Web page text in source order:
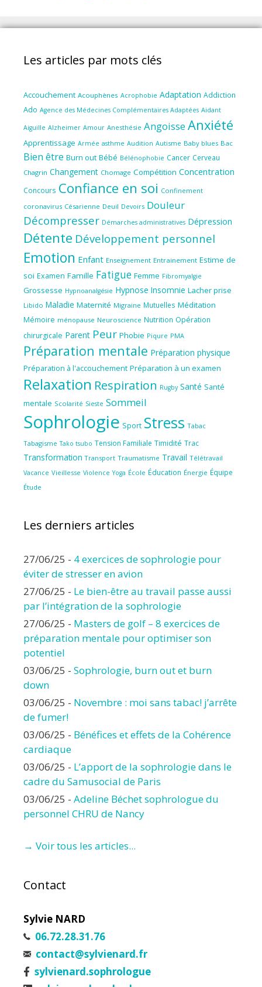
Les articles par mots clés
Accouchement Acouphènes Acrophobie Adaptation Addiction
Ado Agence des Médecines Complémentaires Adaptées Aidant
Aiguille Alzheimer Amour Anesthésie Angoisse Anxiété
Apprentissage Armée asthme Audition Autisme Baby blues Bac
Bien être Burn out Bébé Bélénophobie Cancer Cerveau
Chagrin Changement Chomage Compétition Concentration
Concours Confiance en soi Confinement
coronavirus Césarienne Deuil Devoirs Douleur
Décompresser Démarches administratives Dépression
Détente Développement personnel
Emotion Enfant Enseignement Entrainement Estime de
soi Examen Famille Fatigue Femme Fibromyalgie
Grossesse Hypnoanalgésie Hypnose Insomnie Lacher prise
Libido Maladie Maternité Migraine Mutuelles Méditation
Mémoire ménopause Neuroscience Nutrition Opération
chirurgicale Parent Peur Phobie Piqure PMA
Préparation mentale Préparation physique
Préparation à l'accouchement Préparation à un examen
Relaxation Respiration Rugby Santé Santé
mentale Scolarité Sieste Sommeil
Sophrologie Sport Stress Tabac
Tabagisme Tako tsubo Tension Familiale Timidité Trac
Transformation Transport Traumatisme Travail Télétravail
Vacance Vieillesse Violence Yoga École Éducation Énergie Équipe
Étude
Les derniers articles
27/06/25 - 4 exercices de sophrologie pour
éviter de stresser en avion
27/06/25 - Le bien-être au travail passe aussi
par l’intégration de la sophrologie
27/06/25 - Masters de golf – 8 exercices de
préparation mentale pour optimiser son
potentiel
03/06/25 - Sophrologie, burn out et burn
down
03/06/25 - Novembre : moi sans tabac! j’arrête
de fumer!
03/06/25 - Bénéfices et effets de la Cohérence
cardiaque
03/06/25 - L’apport de la sophrologie dans le
cadre du Samusocial de Paris
03/06/25 - Adeline Béchet sophrologue du
personnel CHRU de Nancy
→ Voir tous les articles...
Contact
Sylvie NARD
06.72.28.31.76
contact@sylvienard.fr
sylvienard.sophrologue